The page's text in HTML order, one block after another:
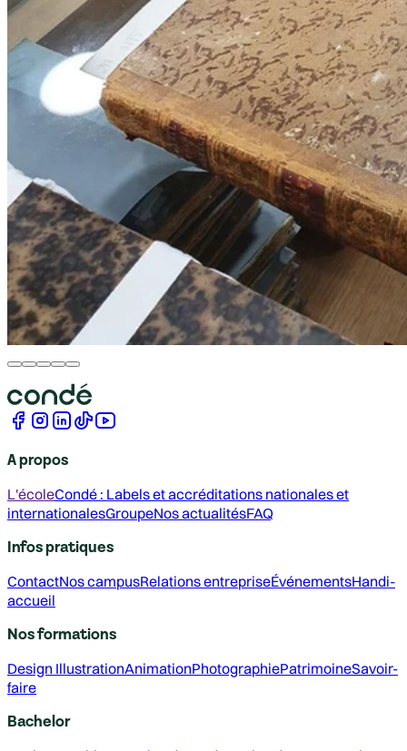
A propos
L'écoleCondé : Labels et accréditations nationales et
internationalesGroupeNos actualitésFAQ
Infos pratiques
ContactNos campusRelations entrepriseÉvénementsHandi-
accueil
Nos formations
Design IllustrationAnimationPhotographiePatrimoineSavoir-
faire
Bachelor